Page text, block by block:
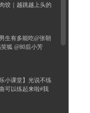
饺｜越跳越上头的
生有多能吃@张朝
狐 @80后小芳
小课堂】光说不练
可以练起来啦#我